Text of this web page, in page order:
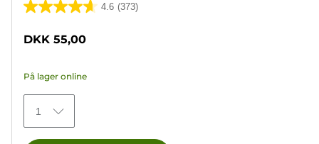
4.6 (373)
4.6
stjerner.
373
anmeldelser
DKK 55,00
På lager online
1